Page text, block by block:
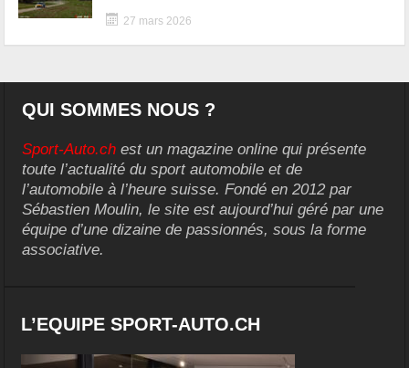
27 mars 2026
QUI SOMMES NOUS ?
Sport-Auto.ch est un magazine online qui présente
toute l’actualité du sport automobile et de
l’automobile à l’heure suisse. Fondé en 2012 par
Sébastien Moulin, le site est aujourd’hui géré par une
équipe d’une dizaine de passionnés, sous la forme
associative.
L’EQUIPE SPORT-AUTO.CH